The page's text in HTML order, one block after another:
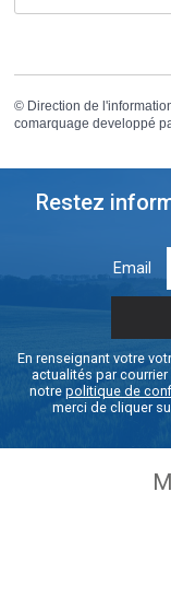
© Direction de
comarquage developpé
Restez
Email
En renseignant votre
actualités par
notre politique de
merci de cliquer